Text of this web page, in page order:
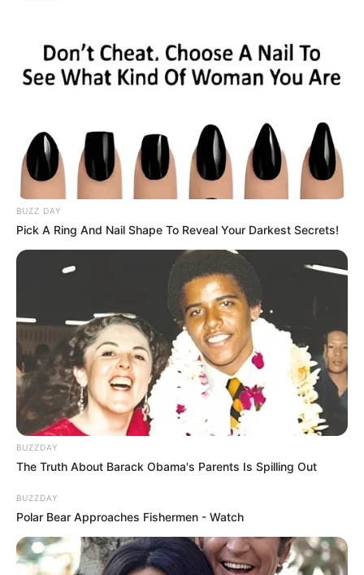
BUZZ DAY
Pick A Ring And Nail Shape To Reveal Your Darkest Secrets!
BUZZDAY
The Truth About Barack Obama's Parents Is Spilling Out
BUZZDAY
Polar Bear Approaches Fishermen - Watch